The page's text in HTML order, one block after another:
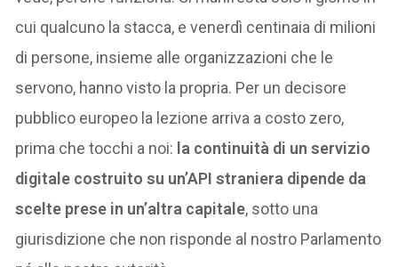
cui qualcuno la stacca, e venerdì centinaia di milioni
di persone, insieme alle organizzazioni che le
servono, hanno visto la propria. Per un decisore
pubblico europeo la lezione arriva a costo zero,
prima che tocchi a noi: la continuità di un servizio
digitale costruito su un’API straniera dipende da
scelte prese in un’altra capitale, sotto una
giurisdizione che non risponde al nostro Parlamento